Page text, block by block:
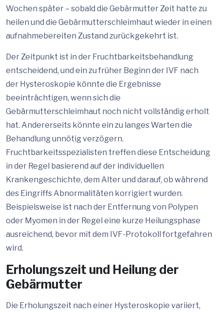
Wochen später – sobald die Gebärmutter Zeit hatte zu
heilen und die Gebärmutterschleimhaut wieder in einen
aufnahmebereiten Zustand zurückgekehrt ist.
Der Zeitpunkt ist in der Fruchtbarkeitsbehandlung
entscheidend, und ein zu früher Beginn der IVF nach
der Hysteroskopie könnte die Ergebnisse
beeinträchtigen, wenn sich die
Gebärmutterschleimhaut noch nicht vollständig erholt
hat. Andererseits könnte ein zu langes Warten die
Behandlung unnötig verzögern.
Fruchtbarkeitsspezialisten treffen diese Entscheidung
in der Regel basierend auf der individuellen
Krankengeschichte, dem Alter und darauf, ob während
des Eingriffs Abnormalitäten korrigiert wurden.
Beispielsweise ist nach der Entfernung von Polypen
oder Myomen in der Regel eine kurze Heilungsphase
ausreichend, bevor mit dem IVF-Protokoll fortgefahren
wird.
Erholungszeit und Heilung der
Gebärmutter
Die Erholungszeit nach einer Hysteroskopie variiert,